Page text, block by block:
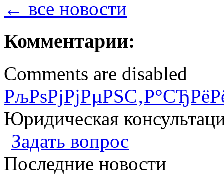
← все новости
Комментарии:
Comments are disabled
Юридическая
Задать вопрос
Последние новости